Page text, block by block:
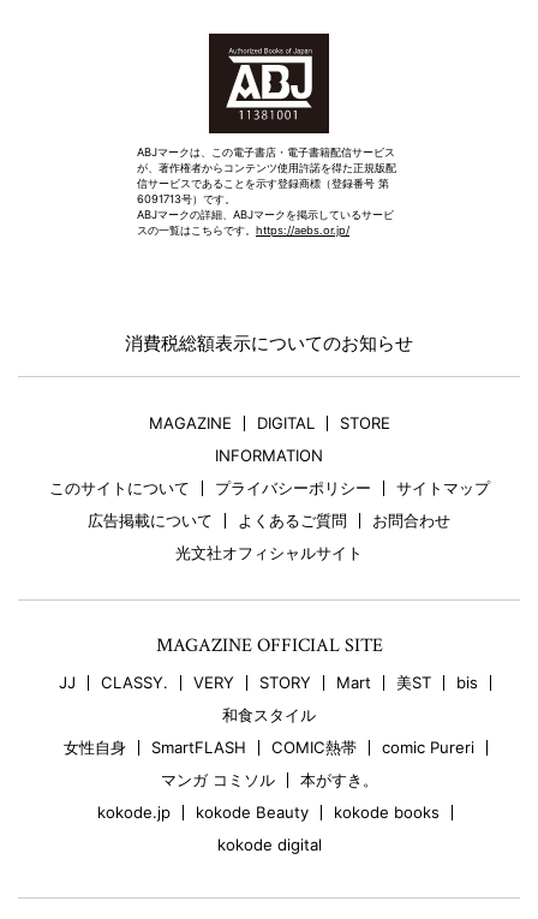
ABJマークは、この電子書店・電子書籍配信サービス
が、著作権者からコンテンツ使用許諾を得た正規版配
信サービスであることを示す登録商標（登録番号 第
6091713号）です。
ABJマークの詳細、ABJマークを掲示しているサービ
スの一覧はこちらです。 https://aebs.or.jp/
消費税総額表示についてのお知らせ
MAGAZINE DIGITAL
STORE
INFORMATION
このサイトについて
プライバシーポリシー
サイトマップ
広告掲載について
よくあるご質問
お問合わせ
光文社オフィシャルサイト
MAGAZINE OFFICIAL SITE
JJ CLASSY. VERY STORY Mart 美ST
bis
和食スタイル
女性自身
SmartFLASH COMIC熱帯
comic Pureri
マンガ コミソル
本がすき。
kokode.jp
kokode Beauty
kokode books
kokode digital